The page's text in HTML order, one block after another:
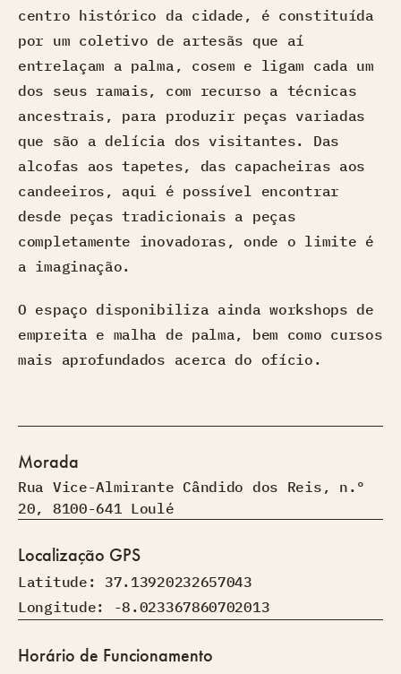
centro histórico da cidade, é constituída
por um coletivo de artesãs que aí
entrelaçam a palma, cosem e ligam cada um
dos seus ramais, com recurso a técnicas
ancestrais, para produzir peças variadas
que são a delícia dos visitantes. Das
alcofas aos tapetes, das capacheiras aos
candeeiros, aqui é possível encontrar
desde peças tradicionais a peças
completamente inovadoras, onde o limite é
a imaginação.
O espaço disponibiliza ainda workshops de
empreita e malha de palma, bem como cursos
mais aprofundados acerca do ofício.
Morada
Rua Vice-Almirante Cândido dos Reis, n.º
20, 8100-641 Loulé
Localização GPS
Latitude: 37.13920232657043
Longitude: -8.023367860702013
Horário de Funcionamento